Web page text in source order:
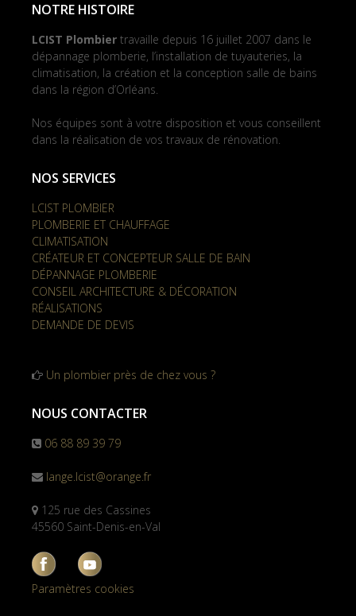
NOTRE HISTOIRE
LCIST Plombier travaille depuis 16 juillet 2007 dans le
dépannage plomberie, l’installation de tuyauteries, la
climatisation, la création et la conception salle de bains
dans la région d’Orléans.
Nos équipes sont à votre disposition et vous conseillent
dans la réalisation de vos travaux de rénovation.
NOS SERVICES
LCIST PLOMBIER
PLOMBERIE ET CHAUFFAGE
CLIMATISATION
CRÉATEUR ET CONCEPTEUR SALLE DE BAIN
DÉPANNAGE PLOMBERIE
CONSEIL ARCHITECTURE & DÉCORATION
RÉALISATIONS
DEMANDE DE DEVIS
Un plombier près de chez vous ?
NOUS CONTACTER
06 88 89 39 79
lange.lcist@orange.fr
125 rue des Cassines
45560 Saint-Denis-en-Val
Paramètres cookies